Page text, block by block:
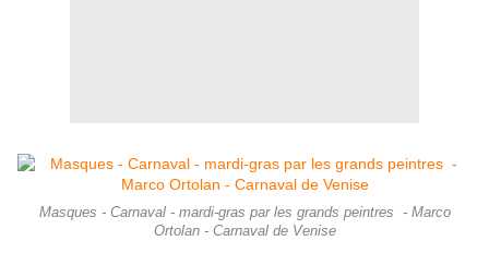
Masques - Carnaval - mardi-gras par les grands peintres - Marco
Ortolan - Carnaval de Venise